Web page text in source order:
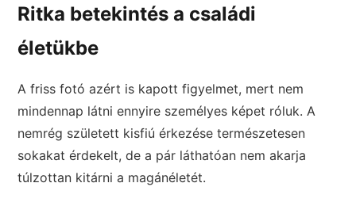
Ritka betekintés a családi
életükbe
A friss fotó azért is kapott figyelmet, mert nem
mindennap látni ennyire személyes képet róluk. A
nemrég született kisfiú érkezése természetesen
sokakat érdekelt, de a pár láthatóan nem akarja
túlzottan kitárni a magánéletét.